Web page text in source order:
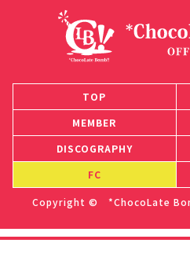
TOP
MEMBER
DISCOGRAPHY
FC
Copyright © *ChocoLate